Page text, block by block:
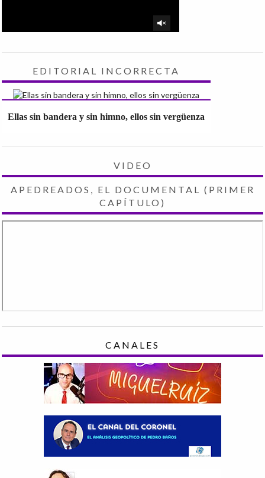
EDITORIAL INCORRECTA
Ellas sin bandera y sin himno, ellos sin vergüenza
VIDEO
APEDREADOS, EL DOCUMENTAL (PRIMER
CAPÍTULO)
CANALES